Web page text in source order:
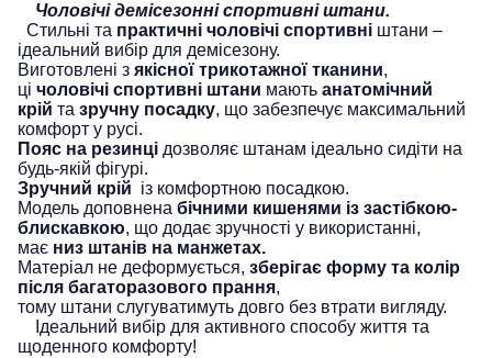
Чоловічі демісезонні спортивні штани.
Стильні та практичні чоловічі спортивніштани –
ідеальний вибір для демісезону.
Виготовлені з якісної трикотажної тканини,
ці чоловічі спортивні штани мають анатомічний
крій та зручну посадку, що забезпечує максимальний
комфорт у русі.
Пояс на резинцідозволяє штанам ідеально сидіти на
будь-якій фігурі.
Зручний крій із комфортною посадкою.
Модель доповнена бічними кишенями із застібкою-
блискавкою, що додає зручності у використанні,
має низ штанів на манжетах.
Матеріал не деформується, зберігає форму та колір
після багаторазового прання,
тому штани слугуватимуть довго без втрати вигляду.
Ідеальний вибір для активного способу життя та
щоденного комфорту!